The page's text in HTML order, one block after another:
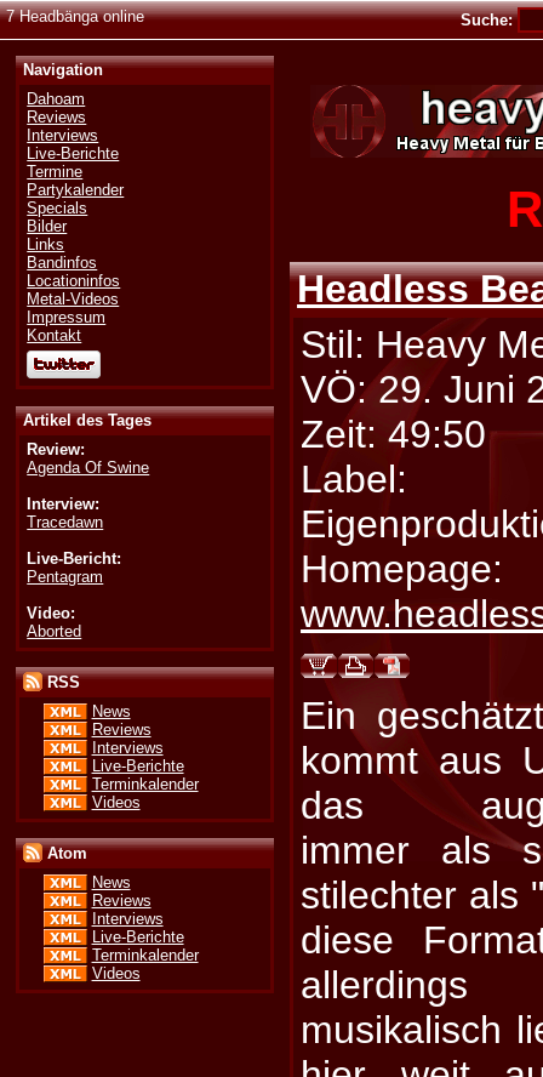
7 Headbänga online Suche:
Navigation
Dahoam
Reviews
Interviews
Live-Berichte
Termine
Partykalender
Specials
Bilder
Links
Bandinfos
Locationinfos
Metal-Videos
Impressum
Kontakt
Artikel des Tages
Review:
Agenda Of Swine
Interview:
Tracedawn
Live-Bericht:
Pentagram
Video:
Aborted
RSS
News
Reviews
Interviews
Live-Berichte
Terminkalender
Videos
Atom
News
Reviews
Interviews
Live-Berichte
Terminkalender
Videos
Headless
Stil: Heavy
VÖ: 29. Juni
Zeit: 49:50
Label:
Homepage:
Ein
kommt aus
das
immer als
stilechter als
diese
musikalisch